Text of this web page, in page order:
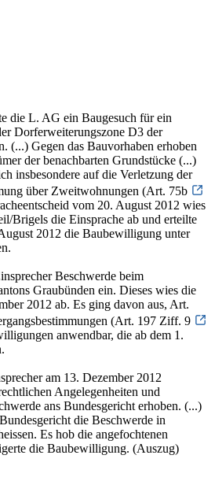
die L. AG ein Baugesuch für ein
Dorferweiterungszone D3 der
(...) Gegen das Bauvorhaben erhoben
der benachbarten Grundstücke (...)
insbesondere auf die Verletzung der
über Zweitwohnungen (Art. 75b
vom 20. August 2012 wies
Brigels die Einsprache ab und erteilte
2012 die Baubewilligung unter
Beschwerde beim
Graubünden ein. Dieses wies die
2012 ab. Es ging davon aus, Art.
(Art. 197 Ziff. 9
anwendbar, die ab dem 1.
am 13. Dezember 2012
Angelegenheiten und
ans Bundesgericht erhoben. (...)
die Beschwerde in
Es hob die angefochtenen
die Baubewilligung. (Auszug)